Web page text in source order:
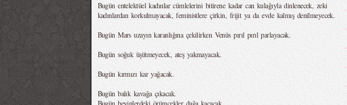
Bugün entelektüel kadınlar cümlelerini bitirene kadar can kulağıyla dinlenecek, zeki
kadınlardan korkulmayacak, feministlere çirkin, frijit ya da evde kalmış denilmeyecek.
Bugün Mars uzayın karanlığına çekilirken Venüs pırıl pırıl parlayacak.
Bugün soğuk üşütmeyecek, ateş yakmayacak.
Bugün kırmızı kar yağacak.
Bugün balık kavağa çıkacak.